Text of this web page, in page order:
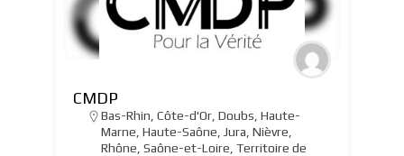
CMDP
Bas-Rhin Côte-d'Or, Doubs Haute-
Marne Haute-Saône Jura Nièvre
Rhône Saône-et-Loire Territoire de